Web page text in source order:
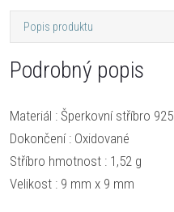
Popis produktu
Podrobný popis
Materiál : Šperkovní stříbro 925
Dokončení : Oxidované
Stříbro hmotnost : 1,52 g
Velikost : 9 mm x 9 mm